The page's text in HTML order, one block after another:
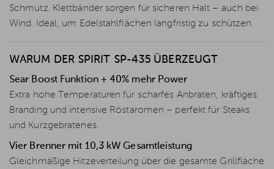
Schmutz. Klettbänder sorgen für sicheren Halt – auch bei
Wind. Ideal, um Edelstahlflächen langfristig zu schützen.
WARUM DER SPIRIT SP-435 ÜBERZEUGT
Sear Boost Funktion + 40% mehr Power
Extra hohe Temperaturen für scharfes Anbraten, kräftiges
Branding und intensive Röstaromen – perfekt für Steaks
und Kurzgebratenes.
Vier Brenner mit 10,3 kW Gesamtleistung
Gleichmäßige Hitzeverteilung über die gesamte Grillfläche